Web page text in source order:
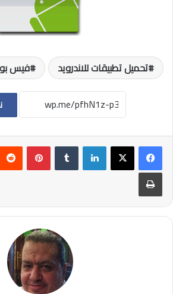
تحميل تطبيقات للاندرويد فيس
لينكدإن
طباعة